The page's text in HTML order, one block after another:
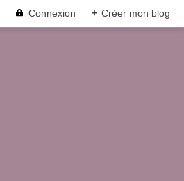
Connexion + Créer mon blog